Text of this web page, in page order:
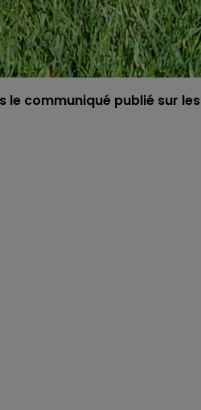
communiqué publié sur les